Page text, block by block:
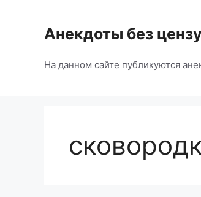
содержимомуАнекдоты без
На данном сайте публикуются